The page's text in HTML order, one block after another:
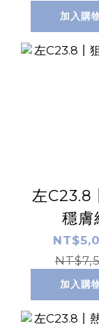
加入購
左C23.8
穩膚
加入購